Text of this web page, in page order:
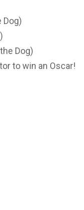
Dog)
Dog)
to win an Oscar!